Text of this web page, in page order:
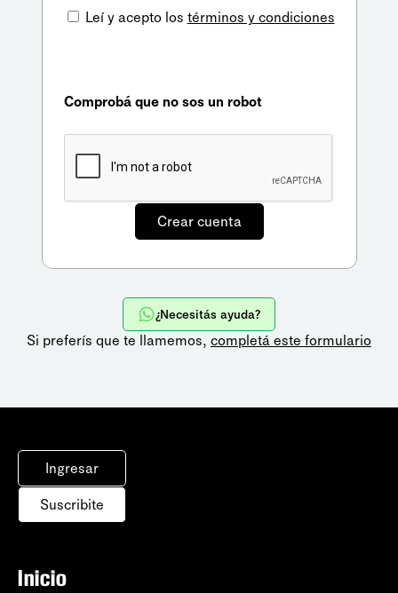
Leí y acepto los términos y condiciones
Comprobá que no sos un robot
¿Necesitás ayuda?
Si preferís que te llamemos, completá este formulario
Ingresar
Suscribite
Inicio